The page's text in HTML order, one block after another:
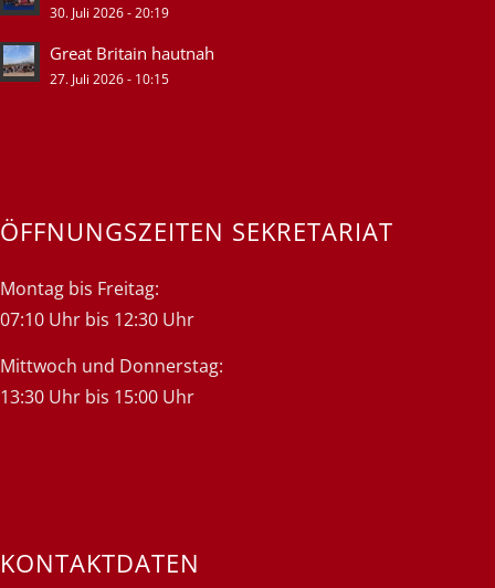
30. Juli 2026 - 20:19
Great Britain hautnah
27. Juli 2026 - 10:15
ÖFFNUNGSZEITEN SEKRETARIAT
Montag bis Freitag:
07:10 Uhr bis 12:30 Uhr
Mittwoch und Donnerstag:
13:30 Uhr bis 15:00 Uhr
KONTAKTDATEN